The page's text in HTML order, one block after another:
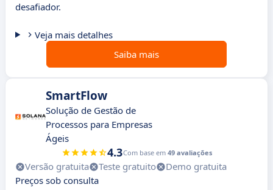
desafiador.
Veja mais detalhes
Saiba mais
SmartFlow
Solução de Gestão de
Processos para Empresas
Ágeis
4.3Com base em 49 avaliações
Versão gratuita Teste gratuito
Demo gratuita
Preços sob consulta